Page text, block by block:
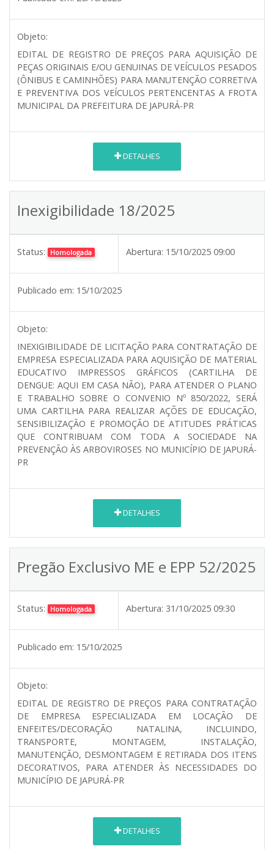
Objeto:
EDITAL DE REGISTRO DE PREÇOS PARA AQUISIÇÃO DE
PEÇAS ORIGINAIS E/OU GENUINAS DE VEÍCULOS PESADOS
(ÔNIBUS E CAMINHÕES) PARA MANUTENÇÃO CORRETIVA
E PREVENTIVA DOS VEÍCULOS PERTENCENTAS A FROTA
MUNICIPAL DA PREFEITURA DE JAPURÁ-PR
DETALHES
Inexigibilidade 18/2025
Status: Homologada Abertura: 15/10/2025 09:00
Publicado em: 15/10/2025
Objeto:
INEXIGIBILIDADE DE LICITAÇÃO PARA CONTRATAÇÃO DE
EMPRESA ESPECIALIZADA PARA AQUISIÇÃO DE MATERIAL
EDUCATIVO IMPRESSOS GRÁFICOS (CARTILHA DE
DENGUE: AQUI EM CASA NÃO), PARA ATENDER O PLANO
E TRABALHO SOBRE O CONVENIO Nº 850/2022, SERÁ
UMA CARTILHA PARA REALIZAR AÇÕES DE EDUCAÇÃO,
SENSIBILIZAÇÃO E PROMOÇÃO DE ATITUDES PRÁTICAS
QUE CONTRIBUAM COM TODA A SOCIEDADE NA
PREVENÇÃO ÀS ARBOVIROSES NO MUNICÍPIO DE JAPURÁ-
PR
DETALHES
Pregão Exclusivo ME e EPP 52/2025
Status: Homologada Abertura: 31/10/2025 09:30
Publicado em: 15/10/2025
Objeto:
EDITAL DE REGISTRO DE PREÇOS PARA CONTRATAÇÃO
DE EMPRESA ESPECIALIZADA EM LOCAÇÃO DE
ENFEITES/DECORAÇÃO NATALINA, INCLUINDO,
TRANSPORTE, MONTAGEM, INSTALAÇÃO,
MANUTENÇÃO, DESMONTAGEM E RETIRADA DOS ITENS
DECORATIVOS, PARA ATENDER ÀS NECESSIDADES DO
MUNICÍPIO DE JAPURÁ-PR
DETALHES